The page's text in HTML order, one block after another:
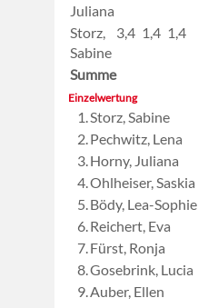
Juliana
Storz,
Sabine
3,4 1,4 1,4
Summe
Einzelwertung
1.Storz, Sabine
2.Pechwitz, Lena
3.Horny, Juliana
4.Ohlheiser, Saskia
5.Bödy, Lea-Sophie
6.Reichert, Eva
7.Fürst, Ronja
8.Gosebrink, Lucia
9.Auber, Ellen